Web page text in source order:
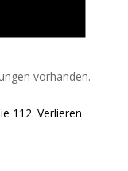
vorhanden.
112. Verlieren